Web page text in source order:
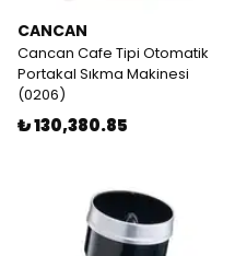
CANCAN
Cancan Cafe Tipi Otomatik
Portakal Sıkma Makinesi
(0206)
₺ 130,380.85